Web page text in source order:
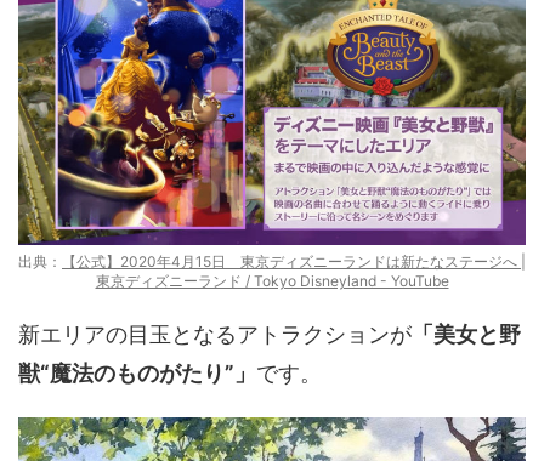
出典：
【公式】2020年4月15日 東京ディズニーランドは新たなステージへ |
東京ディズニーランド / Tokyo Disneyland - YouTube
新エリアの目玉となるアトラクションが 「美女と野
獣“魔法のものがたり”」 です。